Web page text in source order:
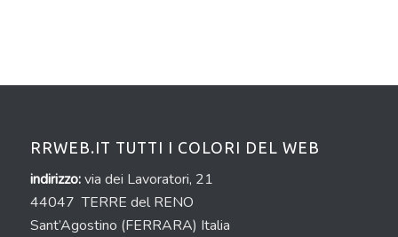
RRWEB.IT TUTTI I COLORI DEL WEB
indirizzo:via dei Lavoratori, 21
44047 TERRE del RENO
Sant’Agostino (FERRARA) Italia